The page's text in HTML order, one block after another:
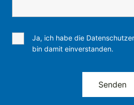
Ja, ich habe die
bin damit einverstanden.